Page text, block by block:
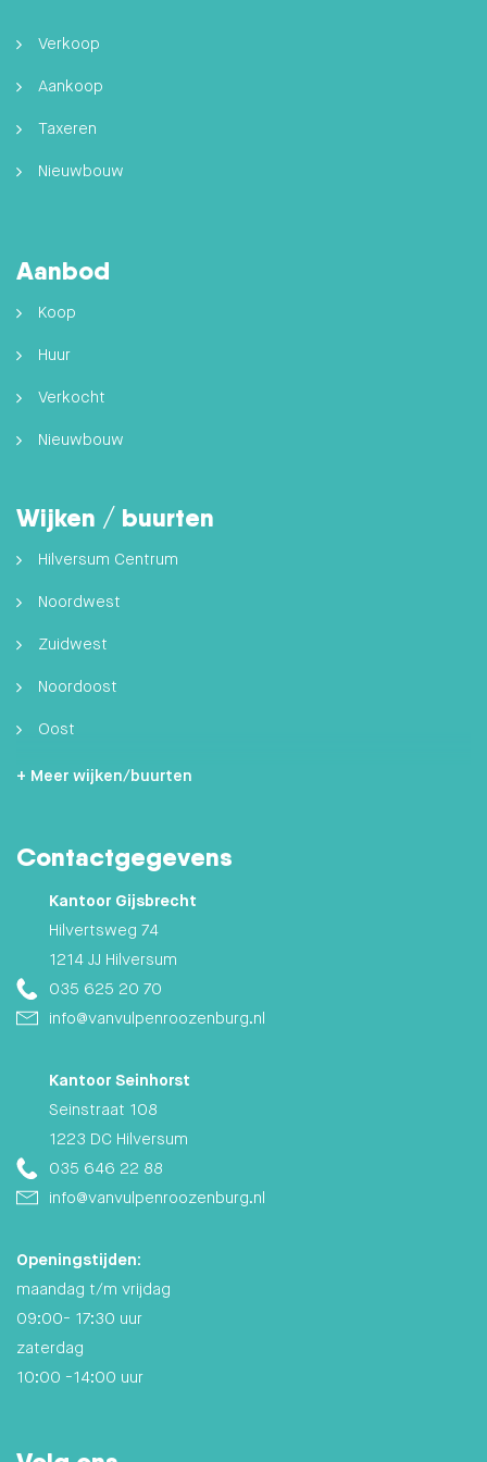
Verkoop
Aankoop
Taxeren
Nieuwbouw
Aanbod
Koop
Huur
Verkocht
Nieuwbouw
Wijken / buurten
Hilversum Centrum
Noordwest
Zuidwest
Noordoost
Oost
Zuidoost
Zuid
+ Meer wijken/buurten
Contactgegevens
Kantoor Gijsbrecht
Hilvertsweg 74
1214 JJ Hilversum
035 625 20 70
info@vanvulpenroozenburg.nl
Kantoor Seinhorst
Seinstraat 108
1223 DC Hilversum
035 646 22 88
info@vanvulpenroozenburg.nl
Openingstijden:
maandag t/m vrijdag
09:00- 17:30 uur
zaterdag
10:00 -14:00 uur